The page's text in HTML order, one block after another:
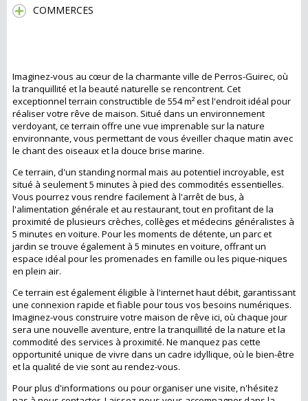
COMMERCES
Imaginez-vous au cœur de la charmante ville de Perros-Guirec, où
la tranquillité et la beauté naturelle se rencontrent. Cet
exceptionnel terrain constructible de 554 m² est l'endroit idéal pour
réaliser votre rêve de maison. Situé dans un environnement
verdoyant, ce terrain offre une vue imprenable sur la nature
environnante, vous permettant de vous éveiller chaque matin avec
le chant des oiseaux et la douce brise marine.
Ce terrain, d'un standing normal mais au potentiel incroyable, est
situé à seulement 5 minutes à pied des commodités essentielles.
Vous pourrez vous rendre facilement à l'arrêt de bus, à
l'alimentation générale et au restaurant, tout en profitant de la
proximité de plusieurs crèches, collèges et médecins généralistes à
5 minutes en voiture. Pour les moments de détente, un parc et
jardin se trouve également à 5 minutes en voiture, offrant un
espace idéal pour les promenades en famille ou les pique-niques
en plein air.
Ce terrain est également éligible à l'internet haut débit, garantissant
une connexion rapide et fiable pour tous vos besoins numériques.
Imaginez-vous construire votre maison de rêve ici, où chaque jour
sera une nouvelle aventure, entre la tranquillité de la nature et la
commodité des services à proximité. Ne manquez pas cette
opportunité unique de vivre dans un cadre idyllique, où le bien-être
et la qualité de vie sont au rendez-vous.
Pour plus d'informations ou pour organiser une visite, n'hésitez